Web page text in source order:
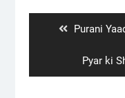
Previous
Purani
Next
post:
Pyar ki